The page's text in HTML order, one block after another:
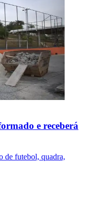
e receberá
de futebol, quadra,